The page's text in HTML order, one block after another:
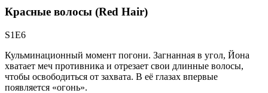
Красные волосы (Red Hair)
S1E6
Кульминационный момент погони. Загнанная в угол, Йона
хватает меч противника и отрезает свои длинные волосы,
чтобы освободиться от захвата. В её глазах впервые
появляется «огонь».